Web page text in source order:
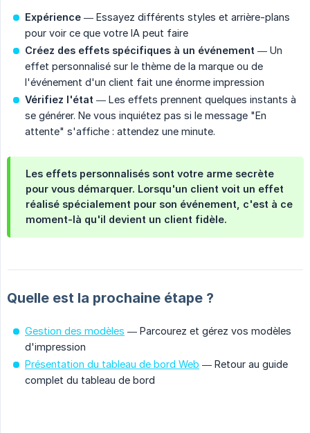
Expérience — Essayez différents styles et arrière-plans
pour voir ce que votre IA peut faire
Créez des effets spécifiques à un événement — Un
effet personnalisé sur le thème de la marque ou de
l'événement d'un client fait une énorme impression
Vérifiez l'état — Les effets prennent quelques instants à
se générer. Ne vous inquiétez pas si le message "En
attente" s'affiche : attendez une minute.
Les effets personnalisés sont votre arme secrète
pour vous démarquer. Lorsqu'un client voit un effet
réalisé spécialement pour son événement, c'est à ce
moment-là qu'il devient un client fidèle.
Quelle est la prochaine étape ?
Gestion des modèles — Parcourez et gérez vos modèles
d'impression
Présentation du tableau de bord Web — Retour au guide
complet du tableau de bord